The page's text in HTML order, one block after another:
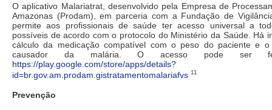
O aplicativo Malariatrat, desenvolvido pela Empresa de
Amazonas (Prodam), em parceria com a Fundação de
permite aos profissionais de saúde ter acesso universal a
possíveis de acordo com o protocolo do Ministério da Saúde. Há
cálculo da medicação compatível com o peso do paciente e
causador da malária. O acesso pode ser
https://play.google.com/store/apps/details?
id=br.gov.am.prodam.gistratamentomalariafvs 11
Prevenção